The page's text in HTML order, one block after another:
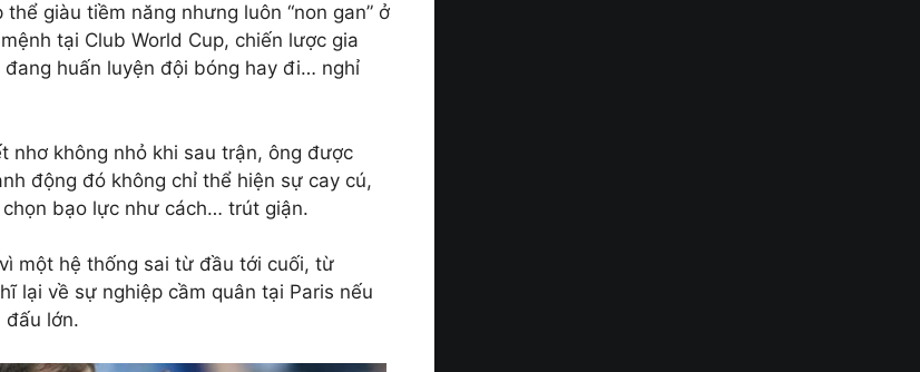
giàu tiềm năng nhưng luôn “non gan” ở
tại Club World Cup, chiến lược gia
huấn luyện đội bóng hay đi… nghỉ
nhơ không nhỏ khi sau trận, ông được
động đó không chỉ thể hiện sự cay cú,
bạo lực như cách… trút giận.
một hệ thống sai từ đầu tới cuối, từ
lại về sự nghiệp cầm quân tại Paris nếu
đấu lớn.